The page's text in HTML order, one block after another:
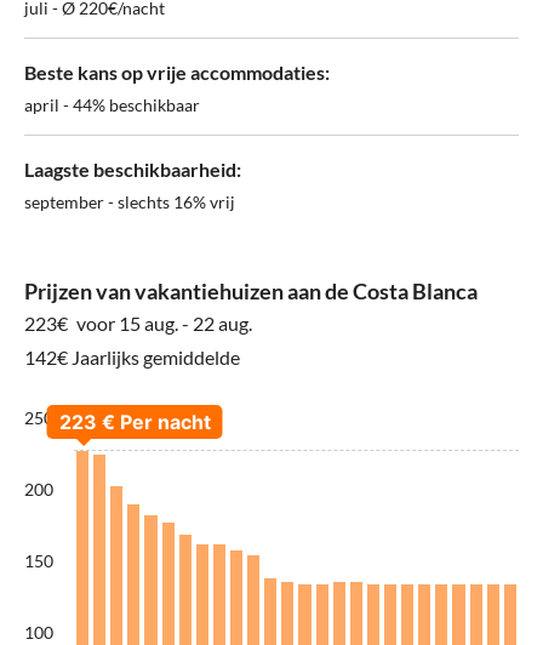
juli - Ø 220€/nacht
Beste kans op vrije accommodaties:
april - 44% beschikbaar
Laagste beschikbaarheid:
september - slechts 16% vrij
Prijzen van vakantiehuizen aan de Costa Blanca
223€ voor 15 aug. - 22 aug.
142€ Jaarlijks gemiddelde
250
200
150
100